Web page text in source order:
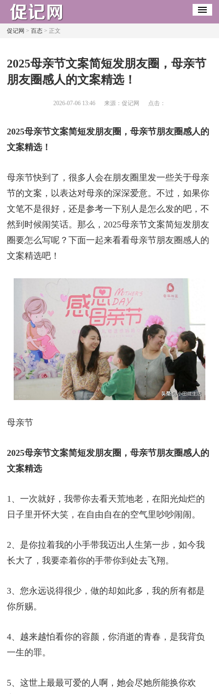
促记网 > 百态> 正文
​2025母亲节文案简短发朋友圈，母亲节
朋友圈感人的文案精选！
2026-07-06 13:46 来源：促记网 点击：
2025母亲节文案简短发朋友圈，母亲节朋友圈感人的
文案精选！
母亲节快到了，很多人会在朋友圈里发一些关于母亲
节的文案，以表达对母亲的深深爱意。不过，如果你
文笔不是很好，还是参考一下别人是怎么发的吧，不
然到时候闹笑话。那么，2025母亲节文案简短发朋友
圈要怎么写呢？下面一起来看看母亲节朋友圈感人的
文案精选吧！
母亲节
2025母亲节文案简短发朋友圈，母亲节朋友圈感人的
文案精选
1、一次就好，我带你去看天荒地老，在阳光灿烂的
日子里开怀大笑，在自由自在的空气里吵吵闹闹。
2、是你拉着我的小手带我迈出人生第一步，如今我
长大了，我要牵着你的手带你到处去飞翔。
3、您永远说得很少，做的却如此多，我的所有都是
你所赐。
4、越来越怕看你的容颜，你消逝的青春，是我背负
一生的罪。
5、这世上最最可爱的人啊，她会尽她所能换你欢